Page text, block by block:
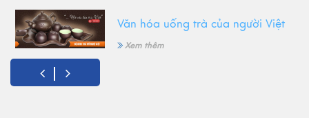
Văn hóa uống trà của người Việt
Xem thêm